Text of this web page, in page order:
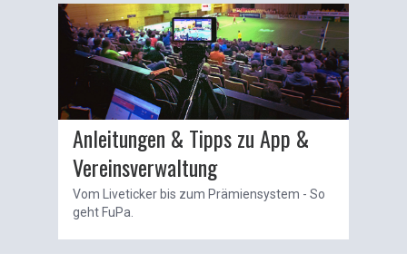
Anleitungen & Tipps zu App &
Vereinsverwaltung
Vom Liveticker bis zum Prämiensystem - So
geht FuPa.